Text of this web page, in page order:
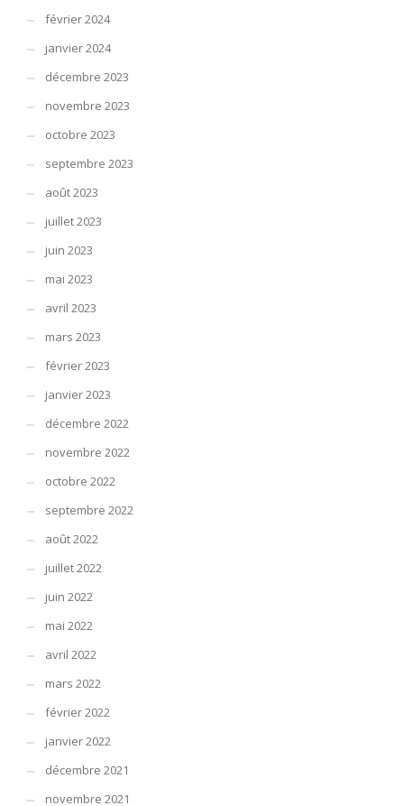
février 2024
janvier 2024
décembre 2023
novembre 2023
octobre 2023
septembre 2023
août 2023
juillet 2023
juin 2023
mai 2023
avril 2023
mars 2023
février 2023
janvier 2023
décembre 2022
novembre 2022
octobre 2022
septembre 2022
août 2022
juillet 2022
juin 2022
mai 2022
avril 2022
mars 2022
février 2022
janvier 2022
décembre 2021
novembre 2021